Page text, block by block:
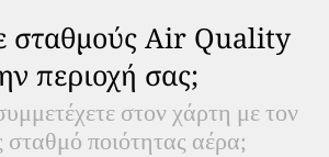
σταθμούς Air Quality
περιοχή σας;
στον χάρτη με τον
σταθμό ποιότητας αέρα;